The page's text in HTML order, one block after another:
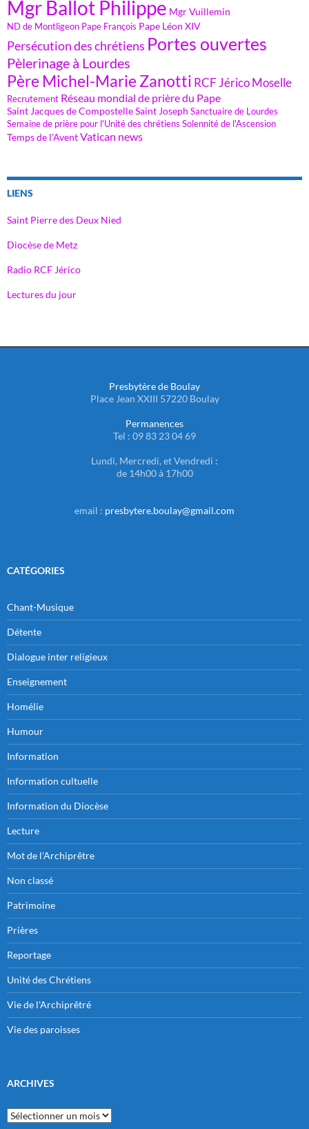
Mgr Ballot Philippe Mgr Vuillemin
ND de Montligeon Pape François Pape Léon XIV
Persécution des chrétiens Portes ouvertes
Pèlerinage à Lourdes
Père Michel-Marie Zanotti RCF Jérico Moselle
Recrutement Réseau mondial de prière du Pape
Saint Jacques de CompostelleSaint Joseph Sanctuaire de Lourdes
Semaine de prière pour l'Unité des chrétiens Solennité de l'Ascension
Temps de l'AventVatican news
LIENS
Saint Pierre des Deux Nied
Diocèse de Metz
Radio RCF Jérico
Lectures du jour
Presbytère de Boulay
Place Jean XXIII 57220 Boulay
Permanences
Tel : 09 83 23 04 69
Lundi, Mercredi, et Vendredi :
de 14h00 à 17h00
email : presbytere.boulay@gmail.com
CATÉGORIES
Chant-Musique
Détente
Dialogue inter religieux
Enseignement
Homélie
Humour
Information
Information cultuelle
Information du Diocèse
Lecture
Mot de l'Archiprêtre
Non classé
Patrimoine
Prières
Reportage
Unité des Chrétiens
Vie de l'Archiprêtré
Vie des paroisses
ARCHIVES
Archives